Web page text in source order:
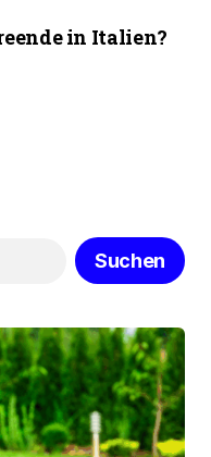
in Italien?
Suchen